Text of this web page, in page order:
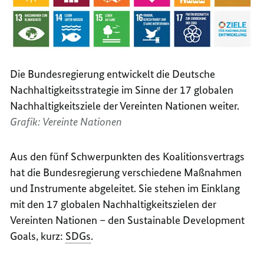
Die Bundesregierung entwickelt die Deutsche
Nachhaltigkeitsstrategie im Sinne der 17 globalen
Nachhaltigkeitsziele der Vereinten Nationen weiter.
Grafik: Vereinte Nationen
Aus den fünf Schwerpunkten des Koalitionsvertrags
hat die Bundesregierung verschiedene Maßnahmen
und Instrumente abgeleitet. Sie stehen im Einklang
mit den 17 globalen Nachhaltigkeitszielen der
Vereinten Nationen – den Sustainable Development
Goals, kurz: SDGs.